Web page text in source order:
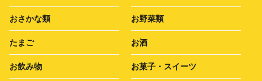
おさかな類 お野菜類
たまご お酒
お飲み物 お菓子・スイーツ